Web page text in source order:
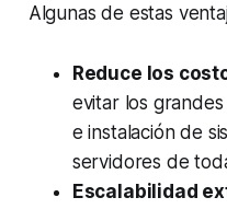
Algunas de estas
Reduce los
evitar los
e instalación de
servidores de
Escalabilidad